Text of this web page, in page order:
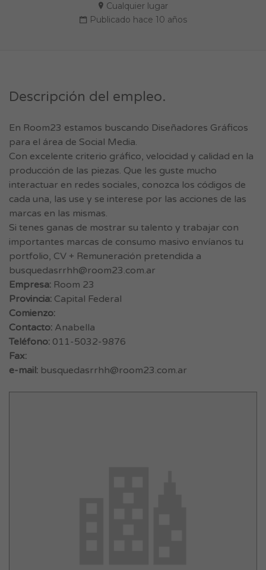
Cualquier lugar
Publicado hace 10 años
Descripción del empleo.
En Room23 estamos buscando Diseñadores Gráficos
para el área de Social Media.
Con excelente criterio gráfico, velocidad y calidad en la
producción de las piezas. Que les guste mucho
interactuar en redes sociales, conozca los códigos de
cada una, las use y se interese por las acciones de las
marcas en las mismas.
Si tenes ganas de mostrar su talento y trabajar con
importantes marcas de consumo masivo envíanos tu
portfolio, CV + Remuneración pretendida a
busquedasrrhh@room23.com.ar
Empresa: Room 23
Provincia: Capital Federal
Comienzo:
Contacto: Anabella
Teléfono: 011-5032-9876
Fax:
e-mail: busquedasrrhh@room23.com.ar